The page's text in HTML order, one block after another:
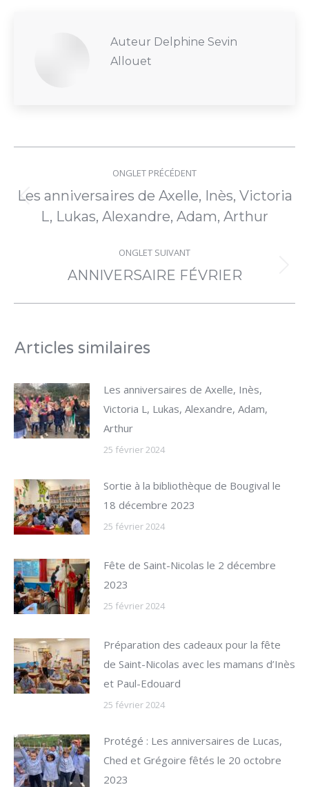
Auteur Delphine Sevin
Allouet
de
commentaire
ONGLET PRÉCÉDENT
Onglet
précédent
Les anniversaires de Axelle, Inès, Victoria
L, Lukas, Alexandre, Adam, Arthur
ONGLET SUIVANT
Onglet
ANNIVERSAIRE FÉVRIER
Articles similaires
Les anniversaires de Axelle, Inès,
Victoria L, Lukas, Alexandre, Adam,
Arthur
25 février 2024
Sortie à la bibliothèque de Bougival le
18 décembre 2023
25 février 2024
Fête de Saint-Nicolas le 2 décembre
2023
25 février 2024
Préparation des cadeaux pour la fête
de Saint-Nicolas avec les mamans d’Inès
et Paul-Edouard
25 février 2024
Protégé : Les anniversaires de Lucas,
Ched et Grégoire fêtés le 20 octobre
2023